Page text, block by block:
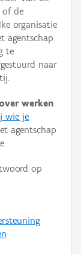
of de
organisatie
agentschap
te
naar
werken
wie je
agentschap
op